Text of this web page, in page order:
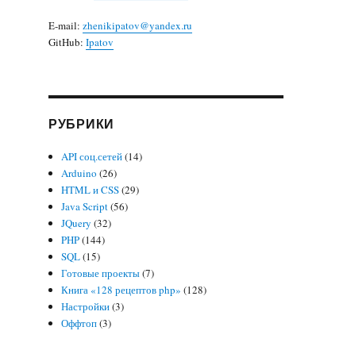
E-mail: zhenikipatov@yandex.ru
GitHub: Ipatov
РУБРИКИ
API соц.сетей(14)
Arduino (26)
HTML и CSS(29)
Java Script(56)
JQuery (32)
PHP(144)
SQL(15)
Готовые проекты(7)
Книга «128 рецептов php» (128)
Настройки(3)
Оффтоп(3)